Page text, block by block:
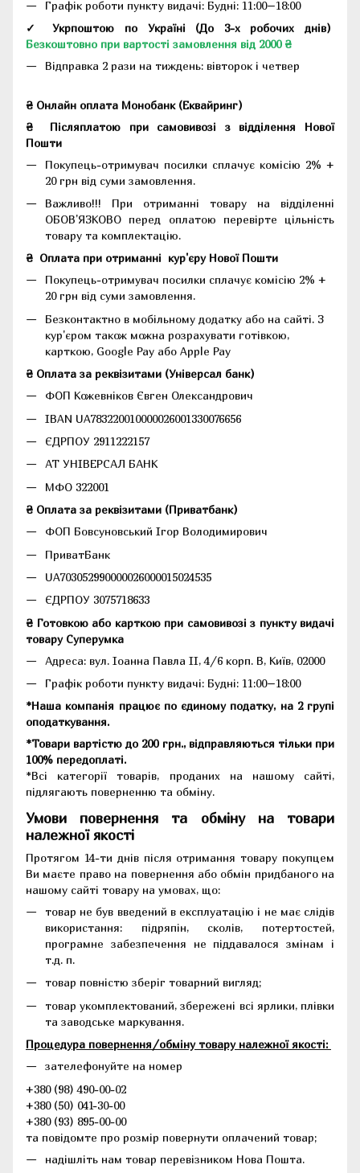
Графік роботи пункту видачі: Будні: 11:00–18:00
✓ Укрпоштою по Україні (До 3-х робочих днів)
Безкоштовно при вартості замовлення від 2000 ₴
Відправка 2 рази на тиждень: вівторок і четвер
₴ Онлайн оплата Монобанк (Еквайринг)
₴
Післяплатою при самовивозі з відділення Нової
Пошти
Покупець-отримувач посилки сплачує комісію 2% +
20 грн від суми замовлення.
Важливо!!! При отриманні товару на відділенні
ОБОВ'ЯЗКОВО перед оплатою перевірте цільність
товару та комплектацію.
₴ Оплата при отриманні кур'єру Нової Пошти
Покупець-отримувач посилки сплачує комісію 2% +
20 грн від суми замовлення.
Безконтактно в мобільному додатку або на сайті. З
кур'єром також можна розрахувати готівкою,
карткою, Google Pay або Apple Pay
₴ Оплата за реквізитами (Універсал банк)
ФОП Кожевніков Євген Олександрович
IBAN UA783220010000026001330076656
ЄДРПОУ 2911222157
АТ УНІВЕРСАЛ БАНК
МФО 322001
₴ Оплата за реквізитами (Приватбанк)
ФОП Бовсуновський Ігор Володимирович
ПриватБанк
UA703052990000026000015024535
ЄДРПОУ 3075718633
₴ Готовкою або карткою при самовивозі з пункту видачі
товару Суперумка
Адреса: вул. Іоанна Павла II, 4/6 корп. В, Київ, 02000
Графік роботи пункту видачі: Будні: 11:00–18:00
*Наша компанія працює по єдиному податку, на 2 групі
оподаткування.
*Товари вартістю до 200 грн., відправляються тільки при
100% передоплаті.
*Всі категорії товарів, проданих на нашому сайті,
підлягають поверненню та обміну.
Умови повернення та обміну на товари
належної якості
Протягом 14-ти днів після отримання товару покупцем
Ви маєте право на повернення або обмін придбаного на
нашому сайті товару на умовах, що:
товар не був введений в експлуатацію і не має слідів
використання: підряпін, сколів, потертостей,
програмне забезпечення не піддавалося змінам і
т.д. п.
товар повністю зберіг товарний вигляд;
товар укомплектований, збережені всі ярлики, плівки
та заводське маркування.
Процедура повернення/обміну товару належної якості:
зателефонуйте на номер
+380 (98) 490-00-02
+380 (50) 041-30-00
+380 (93) 895-00-00
та повідомте про розмір повернути оплачений товар;
надішліть нам товар перевізником Нова Пошта.